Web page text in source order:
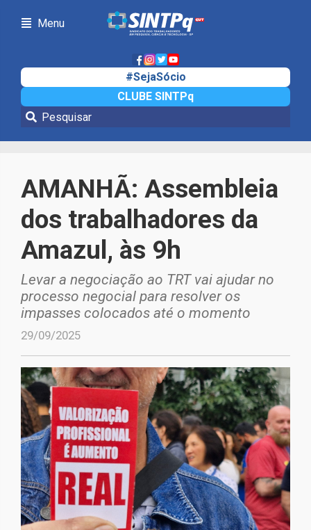
Menu
#SejaSócio
CLUBE SINTPq
Notícias
AMANHÃ: Assembleia
dos trabalhadores da
Amazul, às 9h
Levar a negociação ao TRT vai ajudar no
processo negocial para resolver os
impasses colocados até o momento
29/09/2025